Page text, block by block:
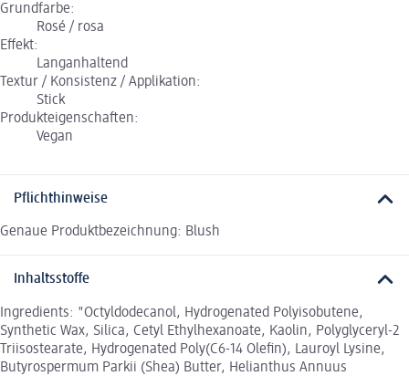
Grundfarbe:
Rosé / rosa
Effekt:
Langanhaltend
Textur / Konsistenz / Applikation:
Stick
Produkteigenschaften:
Vegan
Pflichthinweise
Genaue Produktbezeichnung: Blush
Inhaltsstoffe
Ingredients: "Octyldodecanol, Hydrogenated Polyisobutene,
Synthetic Wax, Silica, Cetyl Ethylhexanoate, Kaolin, Polyglyceryl-2
Triisostearate, Hydrogenated Poly(C6-14 Olefin), Lauroyl Lysine,
Butyrospermum Parkii (Shea) Butter, Helianthus Annuus